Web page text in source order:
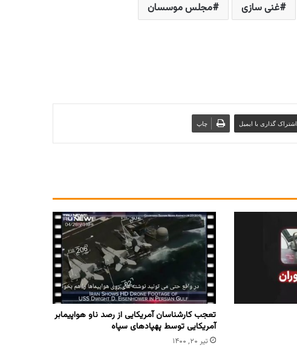
غنی سازی
مجلس موسسان
اشتراک گذاری با ایمیل چاپ
تعجب کارشناسان آمریکایی از رصد ناو هواپیمابر
آمریکایی توسط پهپادهای سپاه
تیر ۲۰, ۱۴۰۰